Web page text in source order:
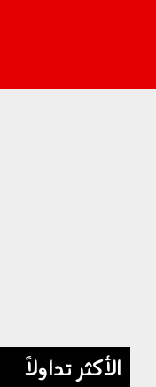
الأكثر تداولاً